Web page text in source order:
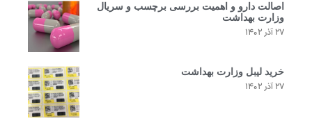
اصالت دارو و اهمیت بررسی برچسب و سریال
وزارت بهداشت
۲۷ آذر ۱۴۰۲
خرید لیبل وزارت بهداشت
۲۷ آذر ۱۴۰۲